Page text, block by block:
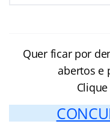
Quer ficar por
abertos e